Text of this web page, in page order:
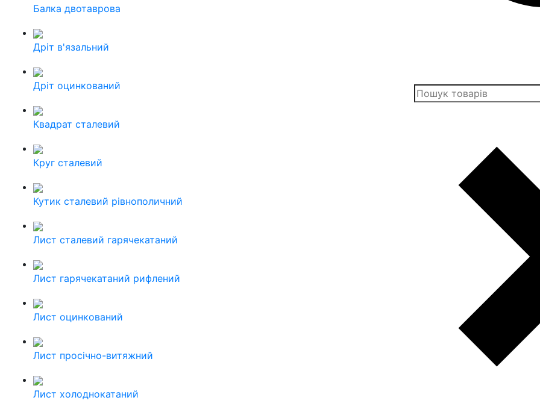
Балка двотаврова
Дріт в'язальний
Дріт оцинкований
Квадрат сталевий
Круг сталевий
Кутик сталевий рівнополичний
Лист сталевий гарячекатаний
Лист гарячекатаний рифлений
Лист оцинкований
Лист просічно-витяжний
Лист холоднокатаний